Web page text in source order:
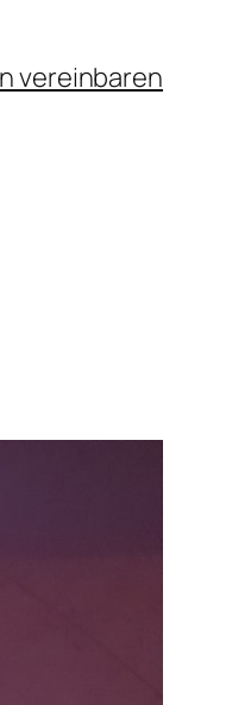
vereinbaren